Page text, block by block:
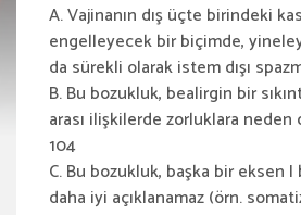
A. Vajinanın dış üçte birindeki
engelleyecek bir biçimde,
da sürekli olarak istem dışı
B. Bu bozukluk, bealirgin bir
arası ilişkilerde zorluklara neden
104
C. Bu bozukluk, başka bir eksen
daha iyi açıklanamaz (örn.